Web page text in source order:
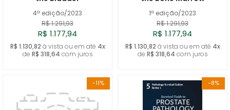
4ª edição/2023
R$ 1.291,93
R$ 1.177,94
R$ 1.130,82 à vista ou em até 4x
de R$ 318,64 com juros
1ª edição/2023
R$ 1.291,93
R$ 1.177,94
R$ 1.130,82 à vista ou em até 4x
de R$ 318,64 com juros
-11% -8%